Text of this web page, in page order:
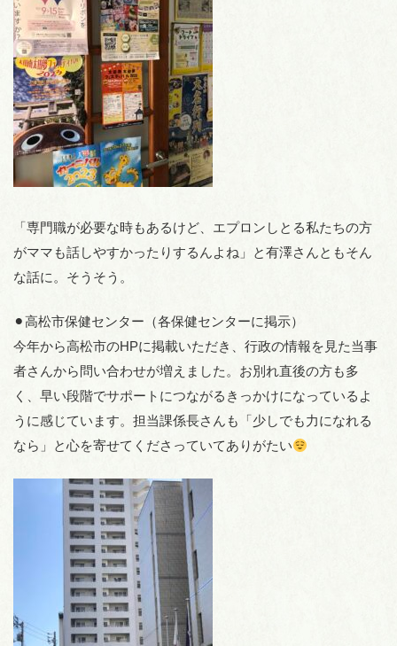
「専門職が必要な時もあるけど、エプロンしとる私たちの方
がママも話しやすかったりするんよね」と有澤さんともそん
な話に。そうそう。
⚫︎高松市保健センター（各保健センターに掲示）
今年から高松市のHPに掲載いただき、行政の情報を見た当事
者さんから問い合わせが増えました。お別れ直後の方も多
く、早い段階でサポートにつながるきっかけになっているよ
うに感じています。担当課係長さんも「少しでも力になれる
なら」と心を寄せてくださっていてありがたい